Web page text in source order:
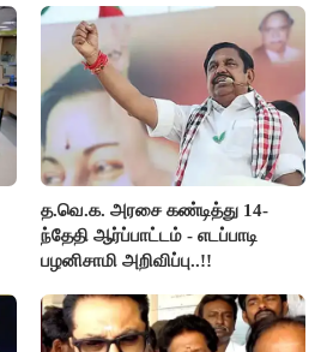
த.வெ.க. அரசை கண்டித்து 14-
ந்தேதி ஆர்ப்பாட்டம் - எடப்பாடி
பழனிசாமி அறிவிப்பு..!!